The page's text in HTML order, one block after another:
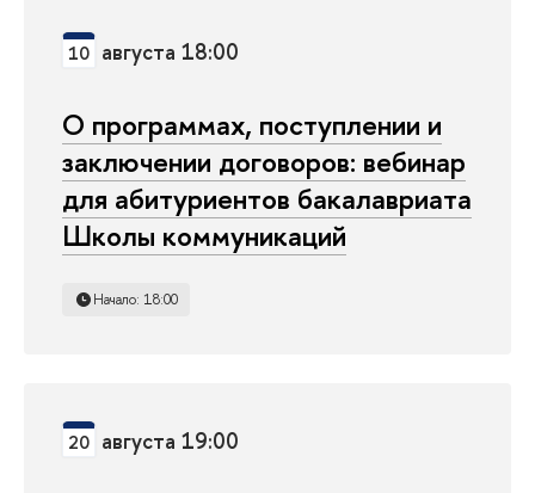
10 августа 18:00
О программах, поступлении и
заключении договоров: вебинар
для абитуриентов бакалавриата
Школы коммуникаций
Начало: 18:00
20 августа 19:00